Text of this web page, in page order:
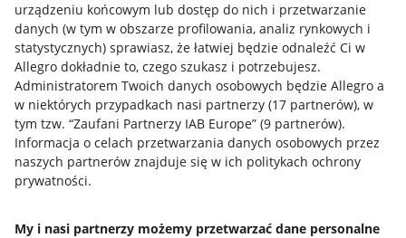
urządzeniu końcowym lub dostęp do nich i przetwarzanie
danych (w tym w obszarze profilowania, analiz rynkowych i
statystycznych) sprawiasz, że łatwiej będzie odnaleźć Ci w
Allegro dokładnie to, czego szukasz i potrzebujesz.
Administratorem Twoich danych osobowych będzie Allegro a
w niektórych przypadkach nasi partnerzy (17 partnerów), w
tym tzw. “Zaufani Partnerzy IAB Europe” (9 partnerów).
Informacja o celach przetwarzania danych osobowych przez
naszych partnerów znajduje się w ich politykach ochrony
prywatności.
My i nasi partnerzy możemy przetwarzać dane personalne
Przydatne informacje
Jak to działa